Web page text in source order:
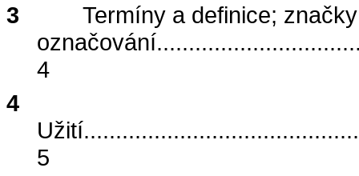
3
Termíny a definice;
označování
4
4
Užití
5